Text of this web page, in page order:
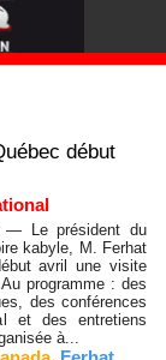
début
— Le président du
kabyle, M. Ferhat
avril une visite
programme : des
des conférences
et des entretiens
à...